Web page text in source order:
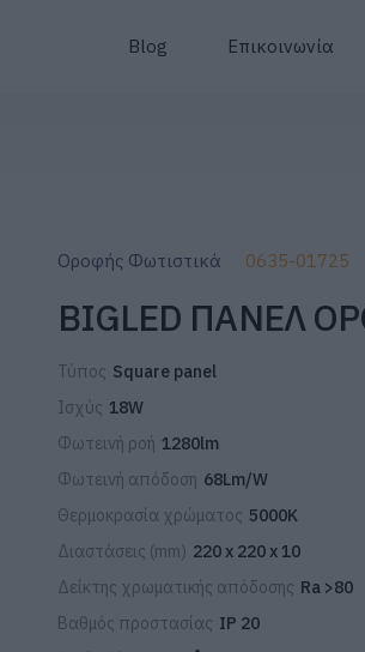
Blog Επικοινωνία
0635-01725
Οροφής Φωτιστικά
BIGLED ΠΑΝΕΛ
Τύπος Square panel
Ισχύς 18W
Φωτεινή ροή 1280lm
Φωτεινή απόδοση 68Lm/W
Θερμοκρασία χρώματος 5000K
Διαστάσεις (mm) 220 x 220 x 10
Δείκτης χρωματικής απόδοσης Ra >80
Βαθμός προστασίας IP 20